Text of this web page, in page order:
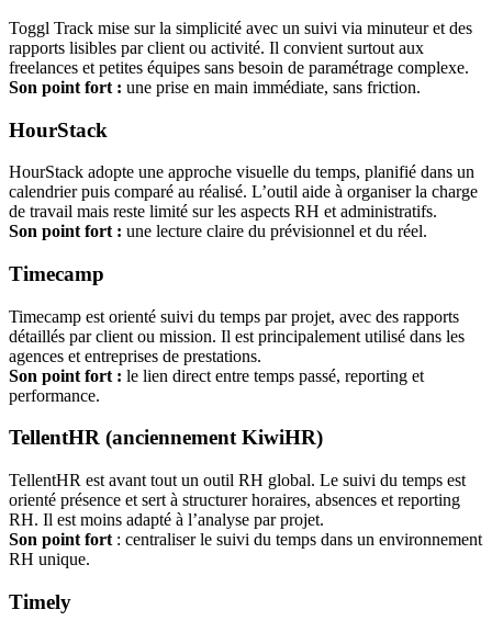
Toggl Track mise sur la simplicité avec un suivi via minuteur et des
rapports lisibles par client ou activité. Il convient surtout aux
freelances et petites équipes sans besoin de paramétrage complexe.
Son point fort : une prise en main immédiate, sans friction.
HourStack
HourStack adopte une approche visuelle du temps, planifié dans un
calendrier puis comparé au réalisé. L’outil aide à organiser la charge
de travail mais reste limité sur les aspects RH et administratifs.
Son point fort : une lecture claire du prévisionnel et du réel.
Timecamp
Timecamp est orienté suivi du temps par projet, avec des rapports
détaillés par client ou mission. Il est principalement utilisé dans les
agences et entreprises de prestations.
Son point fort : le lien direct entre temps passé, reporting et
performance.
TellentHR (anciennement KiwiHR)
TellentHR est avant tout un outil RH global. Le suivi du temps est
orienté présence et sert à structurer horaires, absences et reporting
RH. Il est moins adapté à l’analyse par projet.
Son point fort : centraliser le suivi du temps dans un environnement
RH unique.
Timely